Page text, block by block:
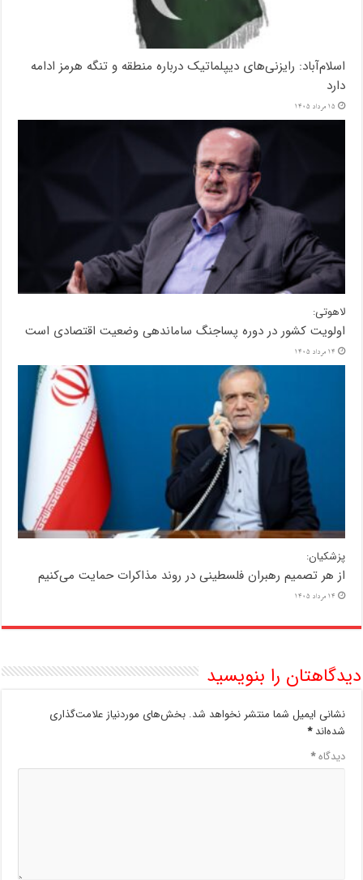
اسلام‌آباد: رایزنی‌های دیپلماتیک درباره منطقه و تنگه هرمز ادامه
دارد
15 مرداد 1405
لاهوتی:
اولویت کشور در دوره پساجنگ ساماندهی وضعیت اقتصادی است
14 مرداد 1405
پزشکیان:
از هر تصمیم رهبران فلسطینی در روند مذاکرات حمایت می‌کنیم
14 مرداد 1405
دیدگاهتان را بنویسید
نشانی ایمیل شما منتشر نخواهد شد. بخش‌های موردنیاز علامت‌گذاری
شده‌اند*
دیدگاه*